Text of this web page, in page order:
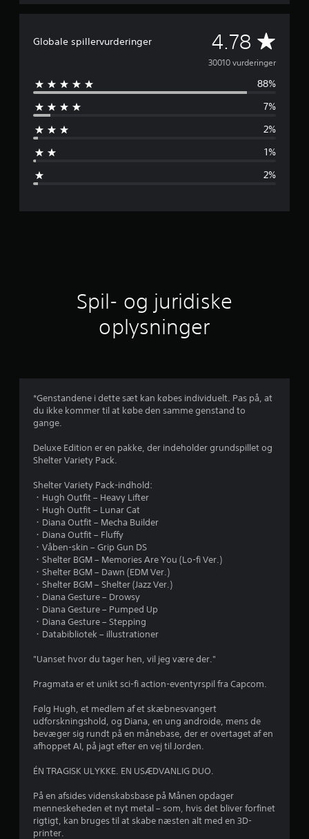
Globale spillervurderinger 4.78 G
e
n
m
n
v
u
d
.
8
j
30010 vurderinger
88%
7%
2%
1%
2%
Spil- og juridiske
oplysninger
*Genstandene i dette sæt kan købes individuelt. Pas på, at
du ikke kommer til at købe den samme genstand to
gange.
Deluxe Edition er en pakke, der indeholder grundspillet og
Shelter Variety Pack.
Shelter Variety Pack-indhold:
・Hugh Outfit – Heavy Lifter
・Hugh Outfit – Lunar Cat
・Diana Outfit – Mecha Builder
・Diana Outfit – Fluffy
・Våben-skin – Grip Gun DS
・Shelter BGM – Memories Are You (Lo-fi Ver.)
・Shelter BGM – Dawn (EDM Ver.)
・Shelter BGM – Shelter (Jazz Ver.)
・Diana Gesture – Drowsy
・Diana Gesture – Pumped Up
・Diana Gesture – Stepping
・Databibliotek – illustrationer
"Uanset hvor du tager hen, vil jeg være der."
Pragmata er et unikt sci-fi action-eventyrspil fra Capcom.
Følg Hugh, et medlem af et skæbnesvangert
udforskningshold, og Diana, en ung androide, mens de
bevæger sig rundt på en månebase, der er overtaget af en
afhoppet AI, på jagt efter en vej til Jorden.
ÉN TRAGISK ULYKKE. EN USÆDVANLIG DUO.
På en afsides videnskabsbase på Månen opdager
menneskeheden et nyt metal – som, hvis det bliver forfinet
rigtigt, kan bruges til at skabe næsten alt med en 3D-
printer.